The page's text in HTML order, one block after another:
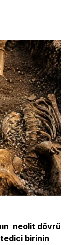
neolit ​​dövrü
birinin